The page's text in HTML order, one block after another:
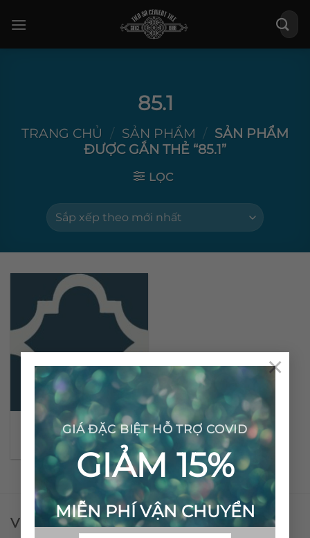
GIÁ ĐẶC BIỆT HỖ TRỢ COVID
GIẢM 15%
MIỄN PHÍ VẬN CHUYỂN
×
qua
Tìm
kiếm:
85.1
TRANG CHỦ / SẢN PHẨM / SẢN PHẨM
ĐƯỢC GẮN THẺ “85.1”
LỌC
Gạch bông cổ điển CTS
85.1
VPĐD - CTY TNHH GẠCH BÔNG VIỆT NAM